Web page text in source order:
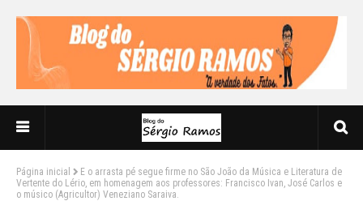
Página inicial
E o arrasta pé segue firme no São João da Música e Literatura de
Vertente do Lério, em homenagem aos professores: Francisco Ivan, José Carlos e
o músico (Agricultor) Veneziano Saraiva.